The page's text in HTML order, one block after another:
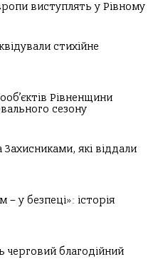
виступлять у Рівному
стихійне
Рівненщини
сезону
які віддали
– у безпеці»: історія
черговий благодійний